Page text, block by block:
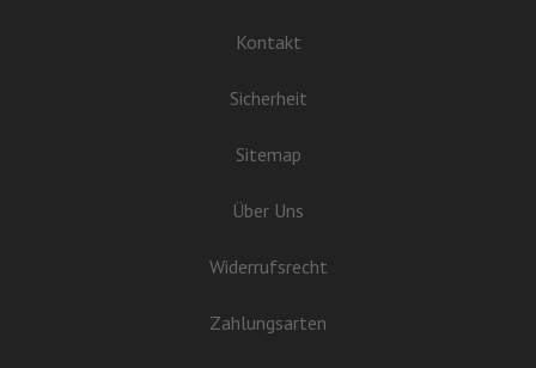
Kontakt
Sicherheit
Sitemap
Über Uns
Widerrufsrecht
Zahlungsarten